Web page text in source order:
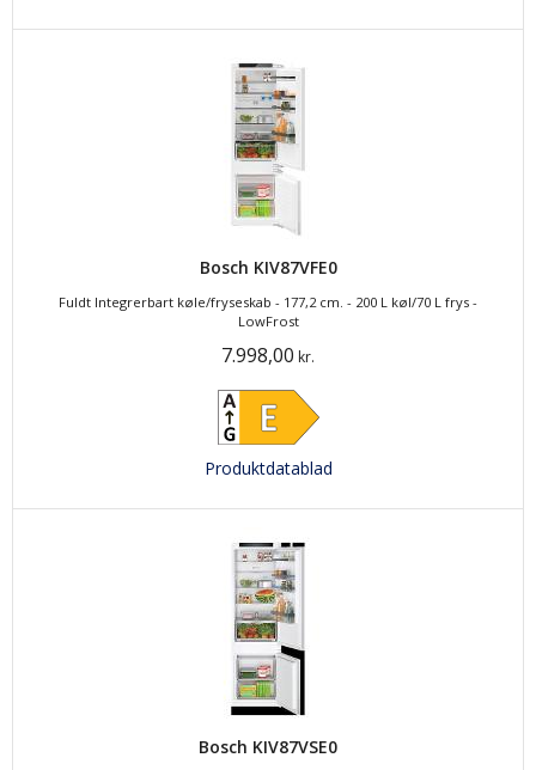
Bosch KIV87VFE0
Fuldt Integrerbart køle/fryseskab - 177,2 cm. - 200 L køl/70 L frys -
LowFrost
7.998,00 kr.
Produktdatablad
Bosch KIV87VSE0